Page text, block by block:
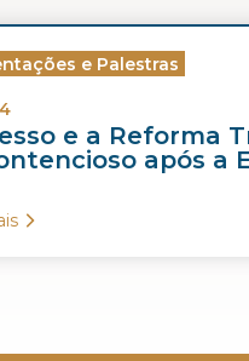
e Palestras
e a Reforma
após a